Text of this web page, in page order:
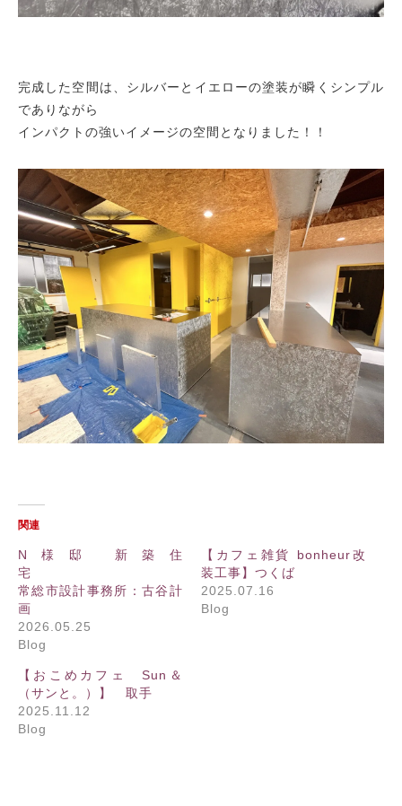
完成した空間は、シルバーとイエローの塗装が瞬くシンプル
でありながら
インパクトの強いイメージの空間となりました！！
関連
N様邸 新築住
宅
常総市設計事務所：古谷計
画
2026.05.25
Blog
【カフェ雑貨 bonheur改
装工事】つくば
2025.07.16
Blog
【おこめカフェ Sun＆
（サンと。）】 取手
2025.11.12
Blog